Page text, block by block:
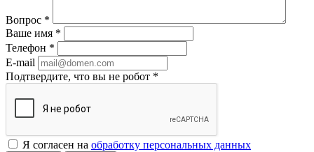
Вопрос *
Ваше имя *
Телефон *
E-mail
Подтвердите, что вы не робот *
Я согласен на обработку персональных данных